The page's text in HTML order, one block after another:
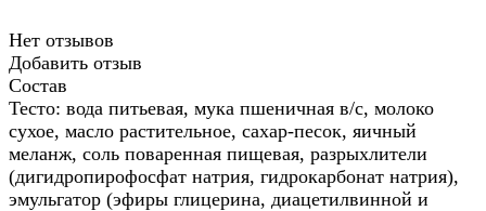
Нет отзывов
Добавить отзыв
Состав
Тесто: вода питьевая, мука пшеничная в/с, молоко
сухое, масло растительное, сахар-песок, яичный
меланж, соль поваренная пищевая, разрыхлители
(дигидропирофосфат натрия, гидрокарбонат натрия),
эмульгатор (эфиры глицерина, диацетилвинной и